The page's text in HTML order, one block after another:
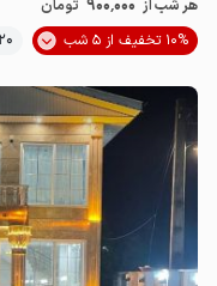
هر شب از
تومان
10% تخفیف از 5 شب
20+ رزرو موفق